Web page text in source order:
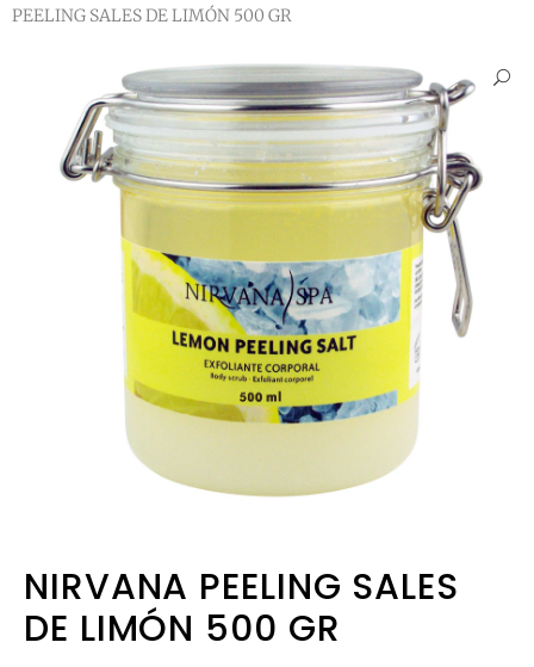
PEELING SALES DE LIMÓN 500 GR
NIRVANA PEELING SALES
DE LIMÓN 500 GR